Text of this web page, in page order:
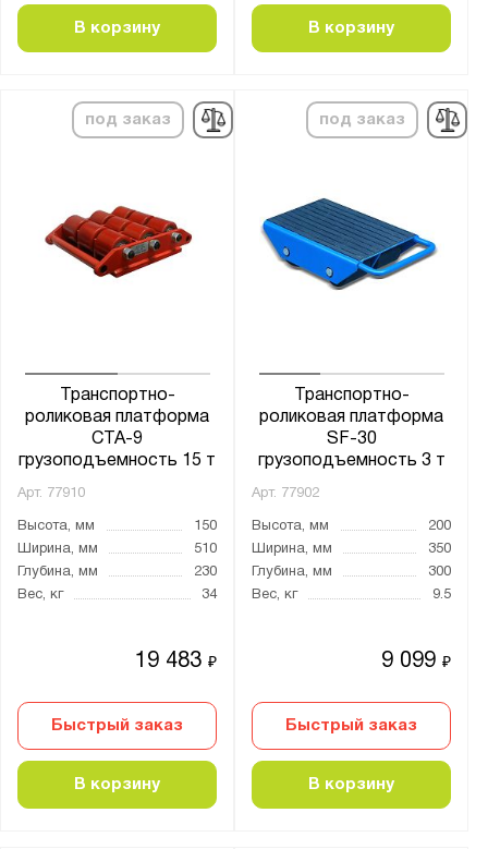
В корзину В корзину
под заказ
Транспортно-
роликовая платформа
CTA-9
грузоподъемность 15 т
Арт. 77910
Высота, мм
150
Ширина, мм
510
Глубина, мм
230
Вес, кг
34
19 483₽
Быстрый заказ
В корзину
под заказ
Транспортно-
роликовая платформа
SF-30
грузоподъемность 3 т
Арт. 77902
Высота, мм
200
Ширина, мм
350
Глубина, мм
300
Вес, кг
9.5
9 099₽
Быстрый заказ
В корзину